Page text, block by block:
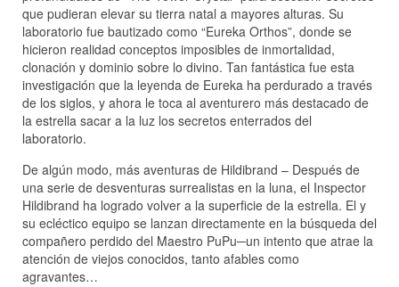
que pudieran elevar su tierra natal a mayores alturas. Su
laboratorio fue bautizado como “Eureka Orthos”, donde se
hicieron realidad conceptos imposibles de inmortalidad,
clonación y dominio sobre lo divino. Tan fantástica fue esta
investigación que la leyenda de Eureka ha perdurado a través
de los siglos, y ahora le toca al aventurero más destacado de
la estrella sacar a la luz los secretos enterrados del
laboratorio.
De algún modo, más aventuras de Hildibrand – Después de
una serie de desventuras surrealistas en la luna, el Inspector
Hildibrand ha logrado volver a la superficie de la estrella. El y
su ecléctico equipo se lanzan directamente en la búsqueda del
compañero perdido del Maestro PuPu─un intento que atrae la
atención de viejos conocidos, tanto afables como
agravantes…